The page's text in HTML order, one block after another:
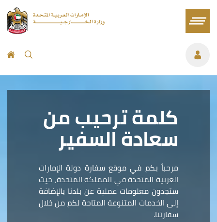
كلمة ترحيب من
سعادة السفير
مرحباً بكم في موقع سفارة دولة الإمارات
العربية المتحدة في المملكة المتحدة، حيث
ستجدون معلومات عملية عن بلدنا بالإضافة
إلى الخدمات المتنوعة المتاحة لكم من خلال
سفارتنا.